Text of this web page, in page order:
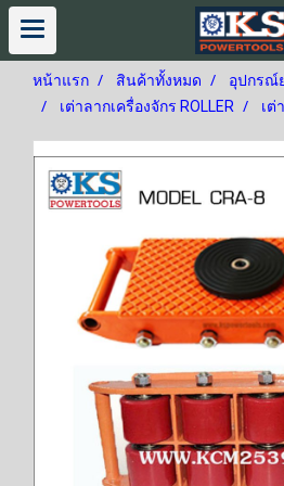
หน้าแรก สินค้าทั้งหมด
อุปกรณ์
เต่าลากเครื่องจักร ROLLER
เต่